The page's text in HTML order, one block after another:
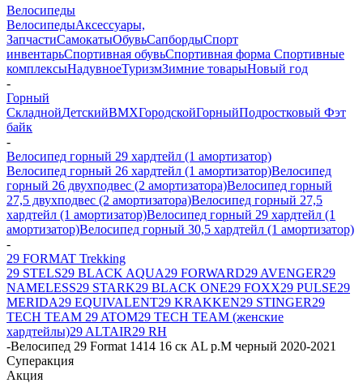
Велосипеды
ВелосипедыАксессуары,
ЗапчастиСамокатыОбувьСапбордыСпорт
инвентарьСпортивная обувьСпортивная форма Спортивные
комплексыНадувноеТуризмЗимние товарыНовый год
-
Горный
СкладнойДетскийBMXГородскойГорныйПодростковый Фэт
байк
-
Велосипед горный 29 хардтейл (1 амортизатор)
Велосипед горный 26 хардтейл (1 амортизатор)Велосипед
горный 26 двухподвес (2 амортизатора)Велосипед горный
27,5 двухподвес (2 амортизатора)Велосипед горный 27,5
хардтейл (1 амортизатор)Велосипед горный 29 хардтейл (1
амортизатор)Велосипед горный 30,5 хардтейл (1 амортизатор)
-
29 FORMAT Trekking
29 STELS29 BLACK AQUA29 FORWARD29 AVENGER29
NAMELESS29 STARK29 BLACK ONE29 FOXX29 PULSE29
MERIDA29 EQUIVALENT29 KRAKKEN29 STINGER29
TECH TEAM 29 ATOM29 TECH TEAM (женские
хардтейлы)29 ALTAIR29 RH
-Велосипед 29 Format 1414 16 ск AL р.M черный 2020-2021
Суперакция
Акция